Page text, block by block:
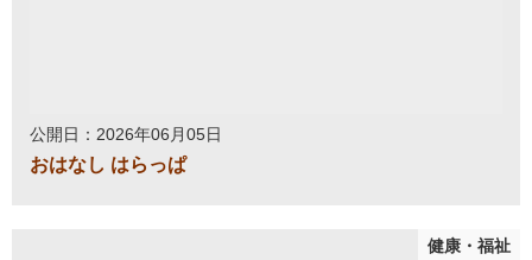
公開日：2026年06月05日
おはなし はらっぱ
健康・福祉